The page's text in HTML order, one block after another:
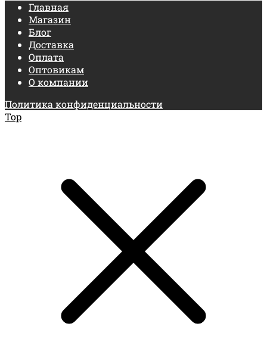
Главная
Магазин
Блог
Доставка
Оплата
Оптовикам
О компании
Политика конфиденциальности
Top